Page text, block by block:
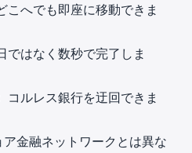
こへでも即座に移動できま
ではなく数秒で完了しま
コルレス銀行を迂回できま
金融ネットワークとは異な